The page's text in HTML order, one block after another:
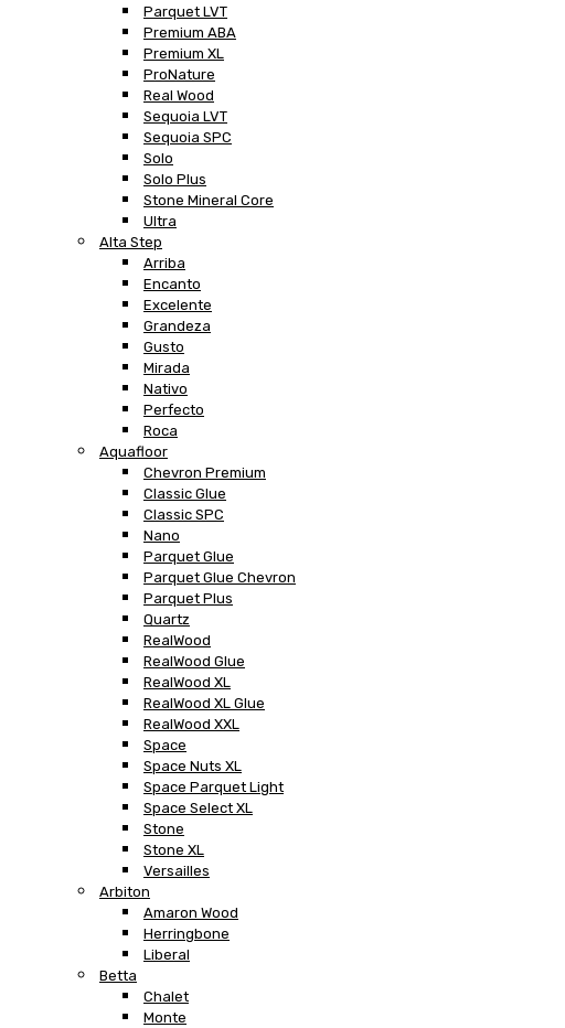
Parquet LVT
Premium ABA
Premium XL
ProNature
Real Wood
Sequoia LVT
Sequoia SPC
Solo
Solo Plus
Stone Mineral Core
Ultra
Alta Step
Arriba
Encanto
Excelente
Grandeza
Gusto
Mirada
Nativo
Perfecto
Roca
Aquafloor
Chevron Premium
Classic Glue
Classic SPC
Nano
Parquet Glue
Parquet Glue Chevron
Parquet Plus
Quartz
RealWood
RealWood Glue
RealWood XL
RealWood XL Glue
RealWood XXL
Space
Space Nuts XL
Space Parquet Light
Space Select XL
Stone
Stone XL
Versailles
Arbiton
Amaron Wood
Herringbone
Liberal
Betta
Chalet
Monte